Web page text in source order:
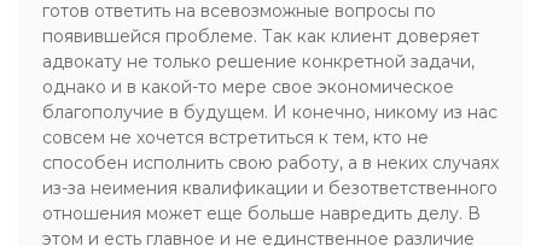
готов ответить на всевозможные вопросы по
появившейся проблеме. Так как клиент доверяет
адвокату не только решение конкретной задачи,
однако и в какой-то мере свое экономическое
благополучие в будущем. И конечно, никому из нас
совсем не хочется встретиться к тем, кто не
способен исполнить свою работу, а в неких случаях
из-за неимения квалификации и безответственного
отношения может еще больше навредить делу. В
этом и есть главное и не единственное различие